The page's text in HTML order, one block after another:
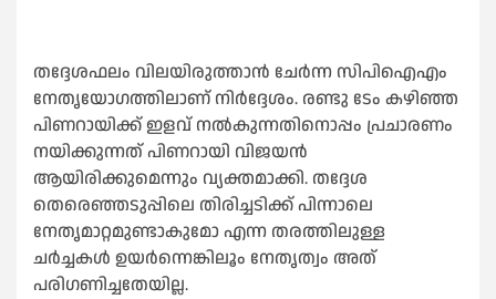
തദ്ദേശഫലം വിലയിരുത്താന്‍ ചേര്‍ന്ന സിപിഐഎം
നേതൃയോഗത്തിലാണ് നിര്‍ദ്ദേശം. രണ്ടു ടേം കഴിഞ്ഞ
പിണറായിക്ക് ഇളവ് നല്‍കുന്നതിനൊപ്പം പ്രചാരണം
നയിക്കുന്നത് പിണറായി വിജയന്‍
ആയിരിക്കുമെന്നും വ്യക്തമാക്കി. തദ്ദേശ
തെരെഞ്ഞടുപ്പിലെ തിരിച്ചടിക്ക് പിന്നാലെ
നേതൃമാറ്റമുണ്ടാകുമോ എന്ന തരത്തിലുള്ള
ചര്‍ച്ചകള്‍ ഉയര്‍ന്നെങ്കിലൂം നേതൃത്വം അത്
പരിഗണിച്ചതേയില്ല.